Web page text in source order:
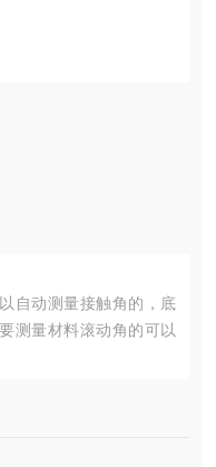
自动测量接触角的，底
测量材料滚动角的可以